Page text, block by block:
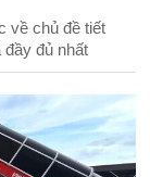
về chủ đề tiết
đủ nhất